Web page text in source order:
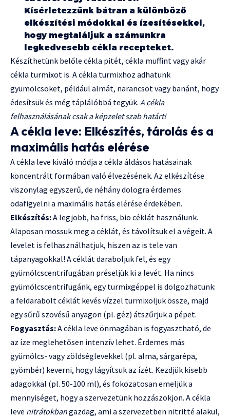
Kísérletezzünk bátran a különböző
elkészítési módokkal és ízesítésekkel,
hogy megtaláljuk a számunkra
legkedvesebb cékla recepteket.
Készíthetünk belőle cékla pitét, cékla muffint vagy akár
cékla turmixot is. A cékla turmixhoz adhatunk
gyümölcsöket, például almát, narancsot vagy banánt, hogy
édesítsük és még táplálóbbá tegyük. A cékla
felhasználásának csak a képzelet szab határt!
A cékla leve: Elkészítés, tárolás és a
maximális hatás elérése
A cékla leve kiváló módja a cékla áldásos hatásainak
koncentrált formában való élvezésének. Az elkészítése
viszonylag egyszerű, de néhány dologra érdemes
odafigyelni a maximális hatás elérése érdekében.
Elkészítés:A legjobb, ha friss, bio céklát használunk.
Alaposan mossuk meg a céklát, és távolítsuk el a végeit. A
levelet is felhasználhatjuk, hiszen az is tele van
tápanyagokkal! A céklát daraboljuk fel, és egy
gyümölcscentrifugában préseljük ki a levét. Ha nincs
gyümölcscentrifugánk, egy turmixgéppel is dolgozhatunk:
a feldarabolt céklát kevés vízzel turmixoljuk össze, majd
egy sűrű szövésű anyagon (pl. géz) átszűrjük a pépet.
Fogyasztás:A cékla leve önmagában is fogyasztható, de
az íze meglehetősen intenzív lehet. Érdemes más
gyümölcs- vagy zöldséglevekkel (pl. alma, sárgarépa,
gyömbér) keverni, hogy lágyítsuk az ízét. Kezdjük kisebb
adagokkal (pl. 50-100 ml), és fokozatosan emeljük a
mennyiséget, hogy a szervezetünk hozzászokjon. A cékla
leve nitrátokbangazdag, ami a szervezetben nitritté alakul,